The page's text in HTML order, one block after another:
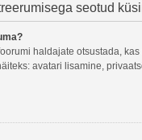
seotud
haldajate otsustada,
avatari lisamine,